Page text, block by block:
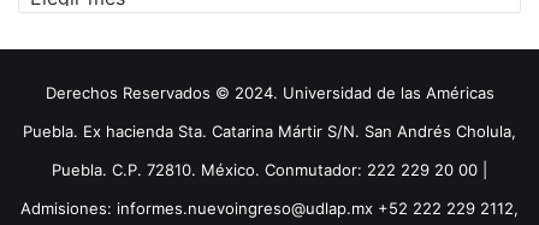
Derechos Reservados © 2024. Universidad de las Américas
Puebla. Ex hacienda Sta. Catarina Mártir S/N. San Andrés Cholula,
Puebla. C.P. 72810. México. Conmutador: 222 229 20 00 |
Admisiones: informes.nuevoingreso@udlap.mx +52 222 229 2112,